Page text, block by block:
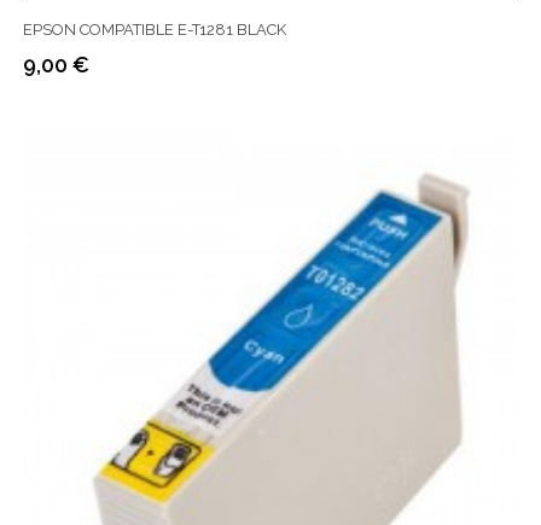
EPSON COMPATIBLE E-T1281 BLACK
Prix
9,00 €